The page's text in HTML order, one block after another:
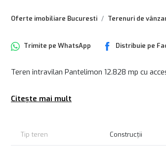
Oferte imobiliare Bucuresti Terenuri de
Trimite pe WhatsApp Distribuie pe
Teren intravilan Pantelimon 12.828 mp cu
Citește mai mult
Tip teren Construcții